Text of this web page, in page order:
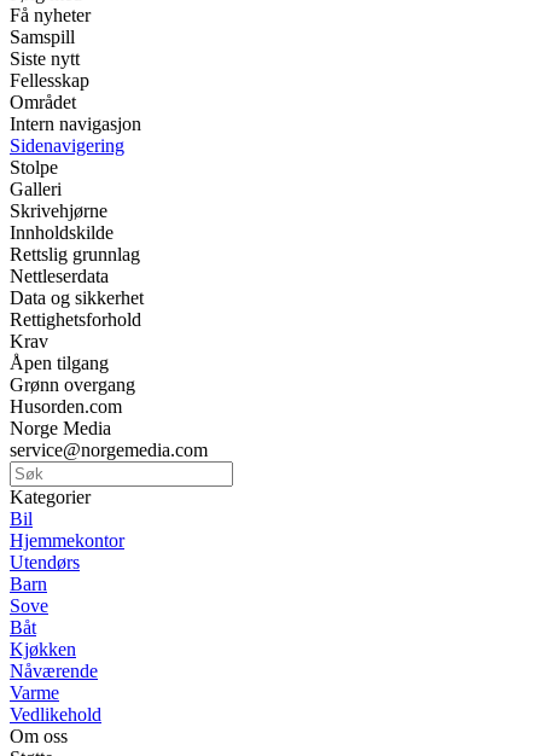
Få nyheter
Samspill
Siste nytt
Fellesskap
Området
Intern navigasjon
Sidenavigering
Stolpe
Galleri
Skrivehjørne
Innholdskilde
Rettslig grunnlag
Nettleserdata
Data og sikkerhet
Rettighetsforhold
Krav
Åpen tilgang
Grønn overgang
Husorden.com
Norge Media
service@norgemedia.com
Kategorier
Bil
Hjemmekontor
Utendørs
Barn
Sove
Båt
Kjøkken
Nåværende
Varme
Vedlikehold
Om oss